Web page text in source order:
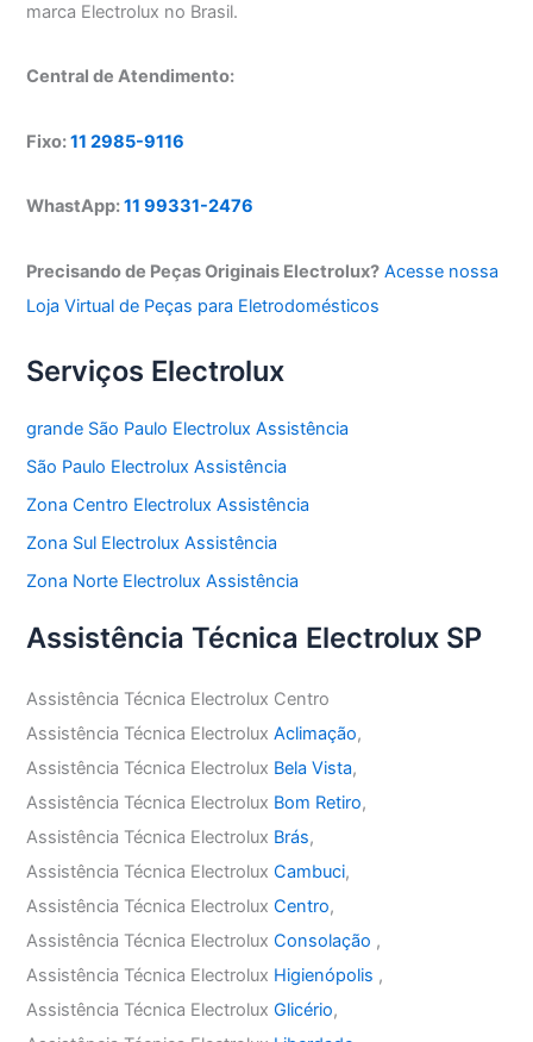
marca Electrolux no Brasil.
Central de Atendimento:
Fixo:11 2985-9116
WhastApp:11 99331-2476
Precisando de Peças Originais Electrolux? Acesse nossa
Loja Virtual de Peças para Eletrodomésticos
Serviços Electrolux
grande São Paulo Electrolux Assistência
São Paulo Electrolux Assistência
Zona Centro Electrolux Assistência
Zona Sul Electrolux Assistência
Zona Norte Electrolux Assistência
Assistência Técnica Electrolux SP
Assistência Técnica Electrolux Centro
Assistência Técnica ElectroluxAclimação,
Assistência Técnica Electrolux Bela Vista,
Assistência Técnica Electrolux Bom Retiro,
Assistência Técnica Electrolux Brás,
Assistência Técnica ElectroluxCambuci,
Assistência Técnica ElectroluxCentro,
Assistência Técnica ElectroluxConsolação ,
Assistência Técnica Electrolux Higienópolis ,
Assistência Técnica ElectroluxGlicério,